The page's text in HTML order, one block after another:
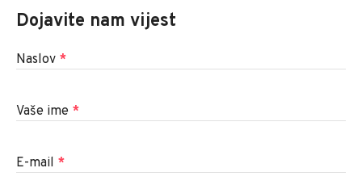
Dojavite nam vijest
Naslov *
Vaše ime *
E-mail *